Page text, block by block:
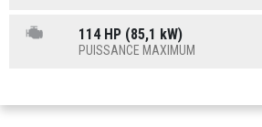
114 HP (85,1 kW)
PUISSANCE MAXIMUM